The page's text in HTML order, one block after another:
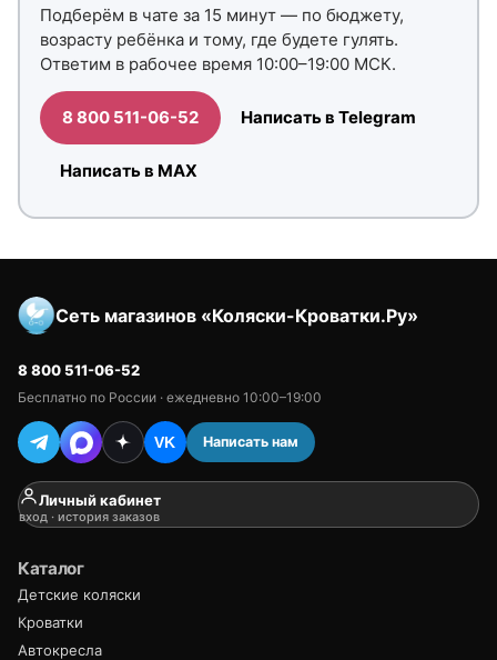
Подберём в чате за 15 минут — по бюджету,
возрасту ребёнка и тому, где будете гулять.
Ответим в рабочее время 10:00–19:00 МСК.
8 800 511-06-52 Написать в Telegram
Написать в MAX
Сеть магазинов «Коляски-Кроватки.Ру»
8 800 511-06-52
Бесплатно по России · ежедневно 10:00–19:00
VK Написать нам
Личный кабинет
вход · история заказов
Каталог
Детские коляски
Кроватки
Автокресла